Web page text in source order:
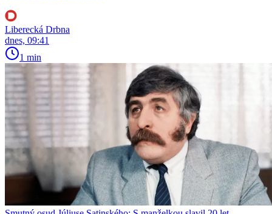
Liberecká Drbna
dnes, 09:41
1 min